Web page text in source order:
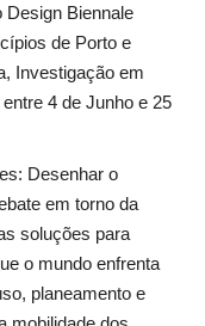
Design Biennale
de Porto e
Investigação em
4 de Junho e 25
Desenhar o
em torno da
soluções para
o mundo enfrenta
planeamento e